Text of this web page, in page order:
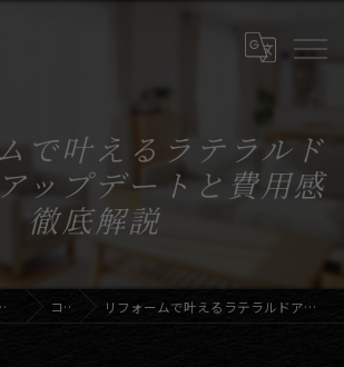
で叶えるラテラルド
ップデートと費用感
徹底解説
う装飾和恭 コラム リフォームで叶えるラテラルドアの快適アップデートと費用感徹底解説